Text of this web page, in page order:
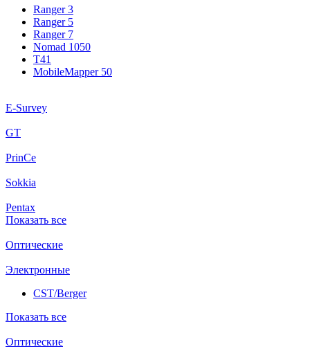
Ranger 3
Ranger 5
Ranger 7
Nomad 1050
T41
MobileMapper 50
E-Survey
GT
PrinCe
Sokkia
Pentax
Показать все
Оптические
Электронные
CST/Berger
Показать все
Оптические